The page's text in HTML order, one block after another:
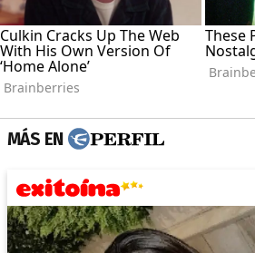
MÁS EN